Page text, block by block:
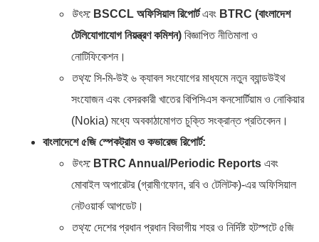
উৎস: BSCCL অফিসিয়াল রিপোর্টএবং BTRC (বাংলাদেশ
টেলিযোগাযোগ নিয়ন্ত্রণ কমিশন) বিজ্ঞাপিত নীতিমালা ও
নোটিফিকেশন।
তথ্য: সি-মি-উই ৬ ক্যাবল সংযোগের মাধ্যমে নতুন ব্যান্ডউইথ
সংযোজন এবং বেসরকারী খাতের বিপিসিএস কনসোর্টিয়াম ও নোকিয়ার
(Nokia) মধ্যে অবকাঠামোগত চুক্তি সংক্রান্ত প্রতিবেদন।
বাংলাদেশে ৫জি স্পেকট্রাম ও কভারেজ রিপোর্ট:
উৎস: BTRC Annual/Periodic Reports এবং
মোবাইল অপারেটর (গ্রামীণফোন, রবি ও টেলিটক)-এর অফিসিয়াল
নেটওয়ার্ক আপডেট।
তথ্য: দেশের প্রধান প্রধান বিভাগীয় শহর ও নির্দিষ্ট হটস্পটে ৫জি